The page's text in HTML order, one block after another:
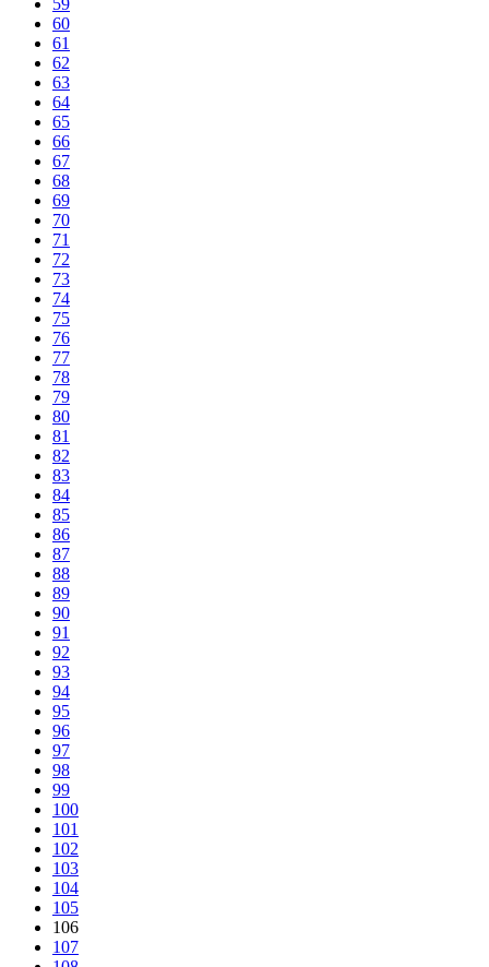
60
61
62
63
64
65
66
67
68
69
70
71
72
73
74
75
76
77
78
79
80
81
82
83
84
85
86
87
88
89
90
91
92
93
94
95
96
97
98
99
100
101
102
103
104
105
106
107